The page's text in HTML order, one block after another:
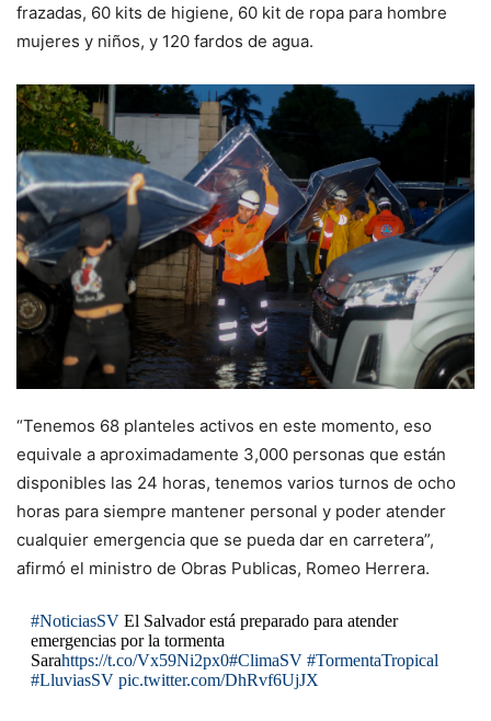
frazadas, 60 kits de higiene, 60 kit de ropa para hombre
mujeres y niños, y 120 fardos de agua.
“Tenemos 68 planteles activos en este momento, eso
equivale a aproximadamente 3,000 personas que están
disponibles las 24 horas, tenemos varios turnos de ocho
horas para siempre mantener personal y poder atender
cualquier emergencia que se pueda dar en carretera”,
afirmó el ministro de Obras Publicas, Romeo Herrera.
#NoticiasSVEl Salvador está preparado para atender
emergencias por la tormenta
Sarahttps://t.co/Vx59Ni2px0#ClimaSV #TormentaTropical
#LluviasSV pic.twitter.com/DhRvf6UjJX